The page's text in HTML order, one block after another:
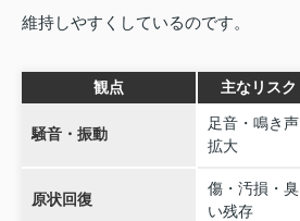
維持しやすくしているのです。
観点 主なリスク
騒音・振動
足音・鳴き声
拡大
原状回復
傷・汚損・臭
い残存